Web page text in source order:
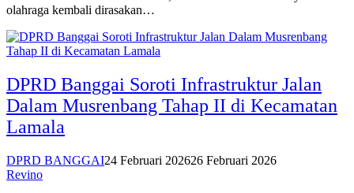
olahraga kembali dirasakan…
DPRD Banggai Soroti Infrastruktur Jalan
Dalam Musrenbang Tahap II di Kecamatan
Lamala
DPRD BANGGAI24 Februari 202626 Februari 2026
Revino